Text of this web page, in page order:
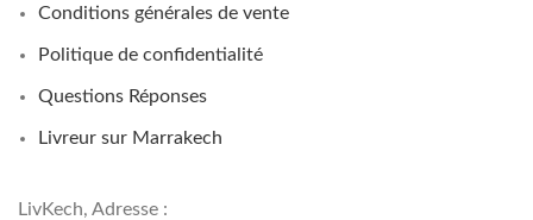
Conditions générales de vente
Politique de confidentialité
Questions Réponses
Livreur sur Marrakech
LivKech, Adresse :